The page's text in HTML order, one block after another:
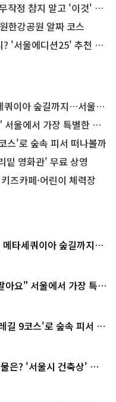
지 말고 '이것' 해보세요!
한강공원 알짜 코스
울에디션25' 추천 코스
길까지…서울둘레길 15코스
가장 특별한 편의점의 정체
스'로 숲속 피서 떠나볼까
밑 영화관' 무료 상영
즈카페·어린이 체력장
메타세쿼이아 숲길까지…
아요" 서울에서 가장 특별
길 9코스'로 숲속 피서 떠
은? '서울시 건축상' 수